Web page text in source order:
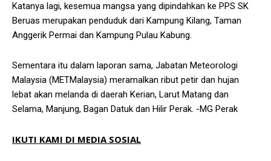
Katanya lagi, kesemua mangsa yang dipindahkan ke PPS SK
Beruas merupakan penduduk dari Kampung Kilang, Taman
Anggerik Permai dan Kampung Pulau Kabung.
Sementara itu dalam laporan sama, Jabatan Meteorologi
Malaysia (METMalaysia) meramalkan ribut petir dan hujan
lebat akan melanda di daerah Kerian, Larut Matang dan
Selama, Manjung, Bagan Datuk dan Hilir Perak. -MG Perak
IKUTI KAMI DI MEDIA SOSIAL